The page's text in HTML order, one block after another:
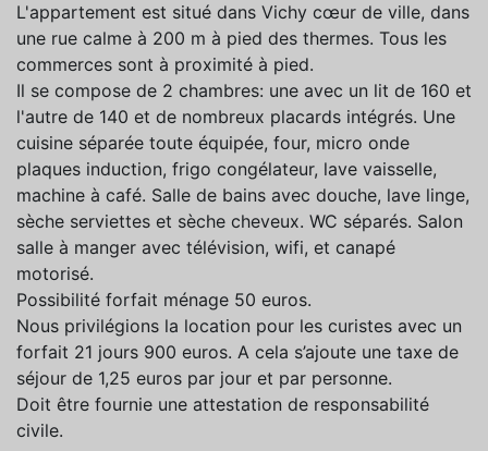
L'appartement est situé dans Vichy cœur de ville, dans
une rue calme à 200 m à pied des thermes. Tous les
commerces sont à proximité à pied.
Il se compose de 2 chambres: une avec un lit de 160 et
l'autre de 140 et de nombreux placards intégrés. Une
cuisine séparée toute équipée, four, micro onde
plaques induction, frigo congélateur, lave vaisselle,
machine à café. Salle de bains avec douche, lave linge,
sèche serviettes et sèche cheveux. WC séparés. Salon
salle à manger avec télévision, wifi, et canapé
motorisé.
Possibilité forfait ménage 50 euros.
Nous privilégions la location pour les curistes avec un
forfait 21 jours 900 euros. A cela s’ajoute une taxe de
séjour de 1,25 euros par jour et par personne.
Doit être fournie une attestation de responsabilité
civile.